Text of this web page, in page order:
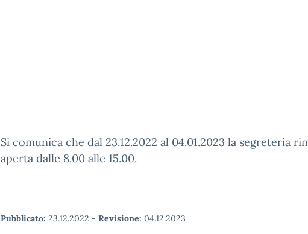
Si comunica che dal 23.12.2022 al 04.01.2023 la segreteria
aperta dalle 8.00 alle 15.00.
Pubblicato: 23.12.2022 - Revisione: 04.12.2023